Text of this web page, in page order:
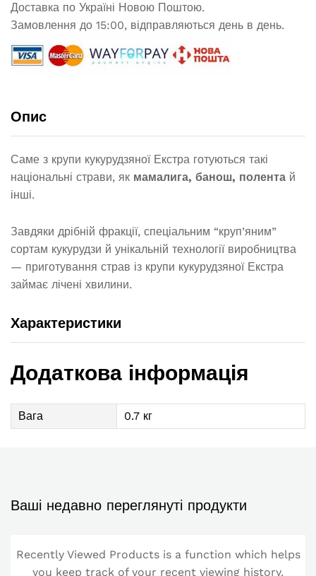
Доставка по Україні Новою Поштою.
Замовлення до 15:00, відправляються день в день.
Опис
Саме з крупи кукурудзяної Екстра готуються такі
національні страви, як мамалига, банош, полента й
інші.
Завдяки дрібній фракції, спеціальним “круп’яним”
сортам кукурудзи й унікальній технології виробництва
— приготування страв із крупи кукурудзяної Екстра
займає лічені хвилини.
Характеристики
Додаткова інформація
Вага 0.7 кг
Ваші недавно переглянуті продукти
Recently Viewed Products is a function which helps
you keep track of your recent viewing history.